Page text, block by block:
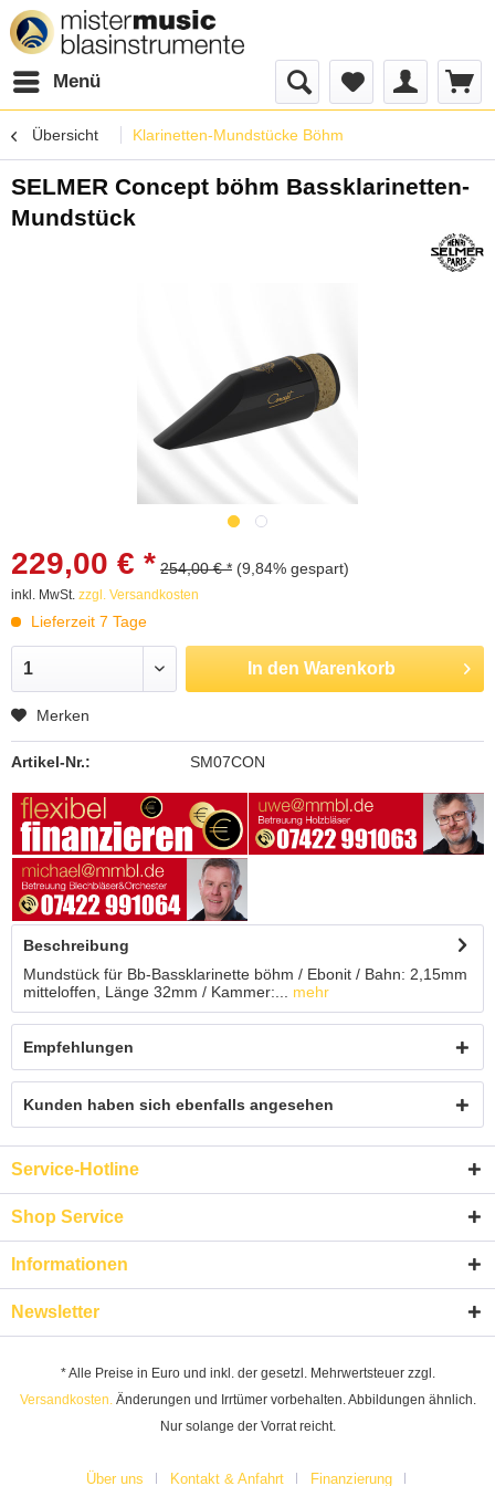
Menü
Übersicht Klarinetten-Mundstücke Böhm
SELMER Concept böhm Bassklarinetten-
Mundstück
229,00 € * 254,00 € * (9,84% gespart)
inkl. MwSt. zzgl. Versandkosten
Lieferzeit 7 Tage
In den Warenkorb
Merken
Artikel-Nr.: SM07CON
Beschreibung
Mundstück für Bb-Bassklarinette böhm / Ebonit / Bahn: 2,15mm
mitteloffen, Länge 32mm / Kammer:...
mehr
Empfehlungen
Kunden haben sich ebenfalls angesehen
Service-Hotline
Shop Service
Informationen
Newsletter
* Alle Preise in Euro und inkl. der gesetzl. Mehrwertsteuer zzgl.
Versandkosten.Änderungen und Irrtümer vorbehalten. Abbildungen ähnlich.
Nur solange der Vorrat reicht.
Über uns Kontakt & Anfahrt Finanzierung